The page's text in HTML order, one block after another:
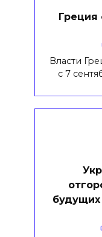
Греция
Власти
с 7
будущих